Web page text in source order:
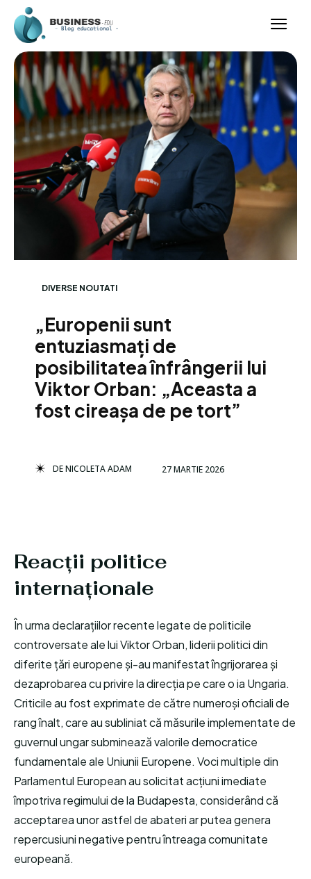
DIVERSE NOUTATI
„Europenii sunt
entuziasmați de
posibilitatea înfrângerii lui
Viktor Orban: „Aceasta a
fost cireașa de pe tort”
DENICOLETA ADAM 27 MARTIE 2026
Reacții politice
internaționale
În urma declarațiilor recente legate de politicile
controversate ale lui Viktor Orban, liderii politici din
diferite țări europene și-au manifestat îngrijorarea și
dezaprobarea cu privire la direcția pe care o ia Ungaria.
Criticile au fost exprimate de către numeroși oficiali de
rang înalt, care au subliniat că măsurile implementate de
guvernul ungar subminează valorile democratice
fundamentale ale Uniunii Europene. Voci multiple din
Parlamentul European au solicitat acțiuni imediate
împotriva regimului de la Budapesta, considerând că
acceptarea unor astfel de abateri ar putea genera
repercusiuni negative pentru întreaga comunitate
europeană.